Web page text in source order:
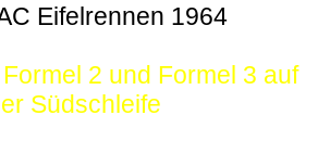
Eifelrennen 1964
2 und Formel 3 auf
Südschleife